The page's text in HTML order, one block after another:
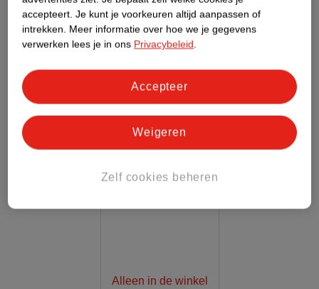
Alleen in de winkel
accepteert. Je kunt je voorkeuren altijd aanpassen of
intrekken. Meer informatie over hoe we je gegevens
verwerken lees je in ons Privacybeleid.
Zelf cookies beheren
Weigeren
Accepteer